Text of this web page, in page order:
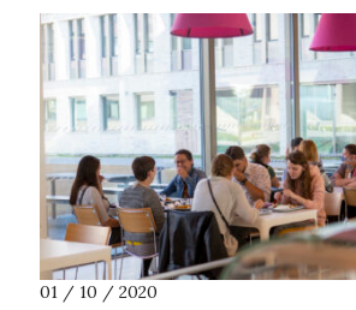
01 / 10 / 2020